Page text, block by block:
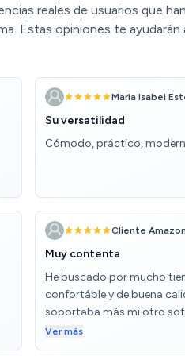
reales de usuarios que
Estas opiniones te
Maria Isabel
Su versatilidad
Cómodo, práctico,
Cliente Amazon
Muy contenta
He buscado por mucho
confortáble y de buena
soportaba más mi otro
lumbar y sentía dolor
inclinación, que diferencia
Ver más